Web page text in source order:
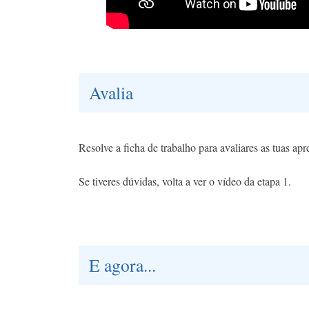
Avalia
Resolve a ficha de trabalho para avaliares as tuas
Se tiveres dúvidas, volta a ver o vídeo da etapa 1.
E agora...